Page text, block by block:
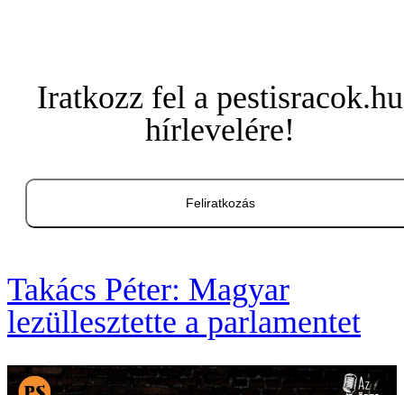
Iratkozz fel a pestisracok.hu
hírlevelére!
Feliratkozás
Takács Péter: Magyar
lezüllesztette a parlamentet